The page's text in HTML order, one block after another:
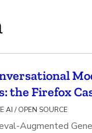
the Firefox
AI / OPEN SOURCE
Augmented